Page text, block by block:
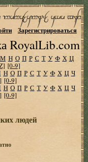
RoyalLib.com
Зарегистрироваться
М Н О П Р С Т У Ф Х Ц
[0-9]
Н О П Р С Т У Ф Х Ц Ч
[0-9]
Н О П Р С Т У Ф Х Ц Ч
[0-9]
людей